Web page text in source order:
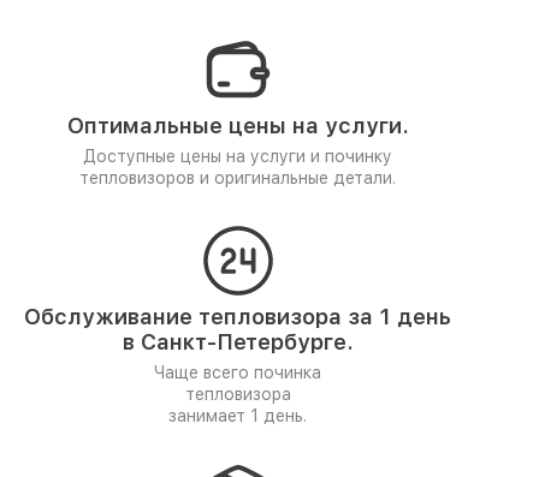
Оптимальные цены на услуги.
Доступные цены на услуги и починку
тепловизоров и оригинальные детали.
Обслуживание тепловизора за 1 день
в Санкт-Петербурге.
Чаще всего починка
тепловизора
занимает 1 день.